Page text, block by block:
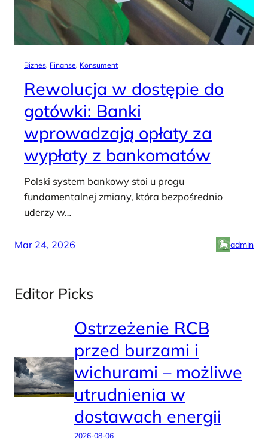
Biznes, Finanse, Konsument
Rewolucja w dostępie do
gotówki: Banki
wprowadzają opłaty za
wypłaty z bankomatów
Polski system bankowy stoi u progu
fundamentalnej zmiany, która bezpośrednio
uderzy w…
Mar 24, 2026 admin
Editor Picks
Ostrzeżenie RCB
przed burzami i
wichurami – możliwe
utrudnienia w
dostawach energii
2026-08-06